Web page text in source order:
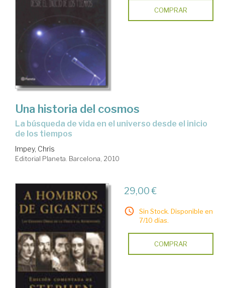
COMPRAR
Una historia del cosmos
la búsqueda de vida en el universo desde el inicio
de los tiempos
Impey, Chris
Editorial Planeta. Barcelona, 2010
29,00 €
Sin Stock. Disponible en
7/10 días.
COMPRAR